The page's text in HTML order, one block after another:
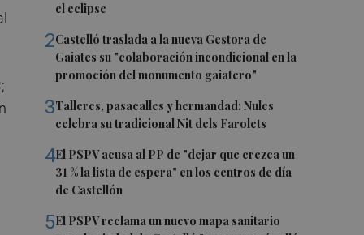
el eclipse
2Castelló traslada a la nueva Gestora de
Gaiates su "colaboración incondicional en la
promoción del monumento gaiatero"
3Talleres, pasacalles y hermandad: Nules
celebra su tradicional Nit dels Farolets
4El PSPV acusa al PP de "dejar que crezca un
31 % la lista de espera" en los centros de día
de Castellón
5El PSPV reclama un nuevo mapa sanitario